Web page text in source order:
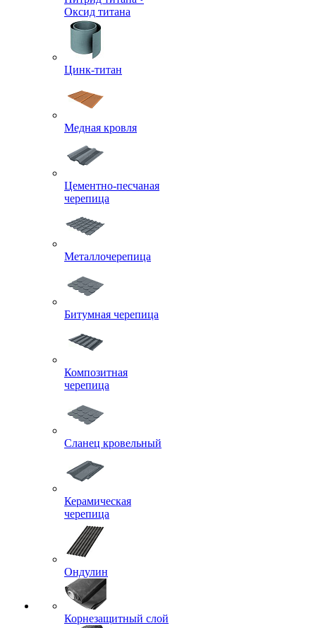
Оксид титана
Цинк-титан
Медная кровля
Цементно-песчаная
черепица
Металлочерепица
Битумная черепица
Композитная
черепица
Сланец кровельный
Керамическая
черепица
Ондулин
Корнезащитный слой